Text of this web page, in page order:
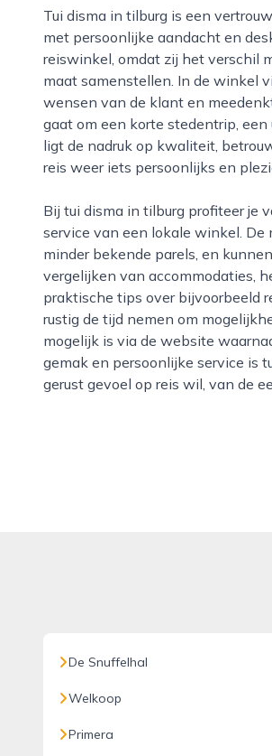
Tui disma in tilburg is een vertrouwde naam voor iedereen die zorgeloos op vakantie wil, maar wel
met persoonlijke aandacht en
reiswinkel, omdat zij het verschil
maat samenstellen. In de winkel
wensen van de klant en
gaat om een korte stedentrip,
ligt de nadruk op kwaliteit,
reis weer iets persoonlijks en
Bij tui disma in tilburg profiteer je van de kracht van een grote reisorganisatie gecombineerd met de
service van een lokale winkel. De
minder bekende parels, en
vergelijken van accommodaties,
praktische tips over bijvoorbeeld
rustig de tijd nemen om
mogelijk is via de website
gemak en persoonlijke service is
gerust gevoel op reis wil, van de
De Snuffelhal
Welkoop
Primera